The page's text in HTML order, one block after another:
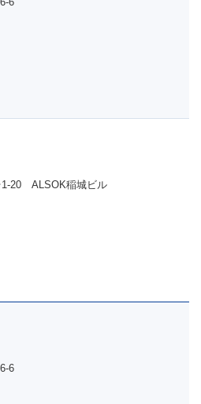
20 ALSOK稲城ビル
6